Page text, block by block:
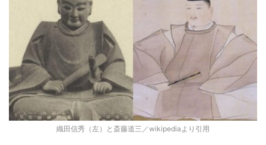
織田信秀（左）と斎藤道三／wikipediaより引用